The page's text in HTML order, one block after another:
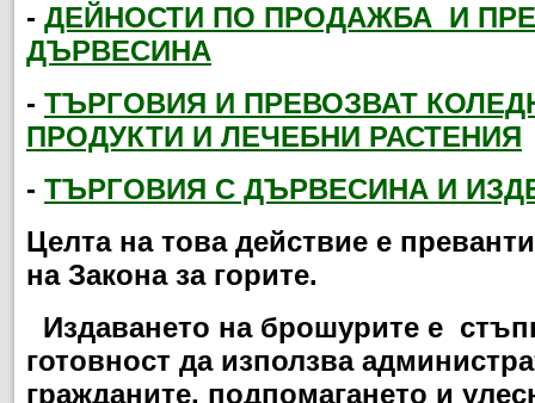
- ДЕЙНОСТИ ПО ПРОДАЖБА И
ДЪРВЕСИНА
- ТЪРГОВИЯ И ПРЕВОЗВАТ
ПРОДУКТИ И ЛЕЧЕБНИ РАСТЕНИЯ
- ТЪРГОВИЯ С ДЪРВЕСИНА И
Целта на това действие е
на Закона за горите.
Издаването на брошурите е
готовност да използва
гражданите, подпомагането и